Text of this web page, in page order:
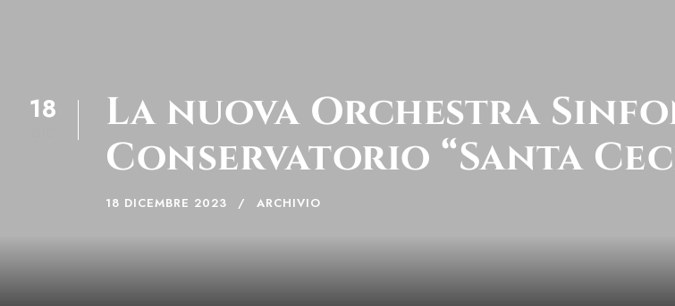
18
La nuova Orchestra
Conservatorio “Santa
18 DICEMBRE 2023 ARCHIVIO